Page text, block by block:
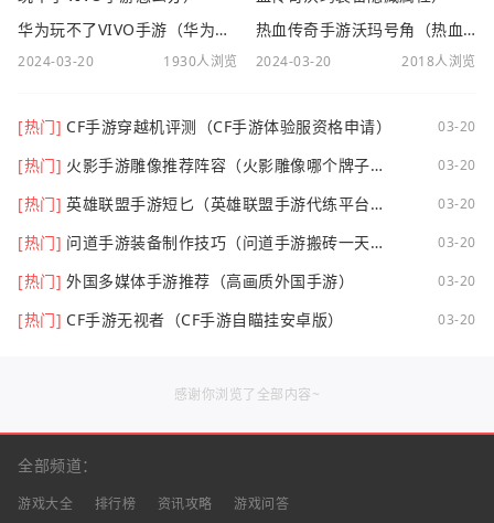
华为玩不了VIVO手游（华为玩不了VIVO手游怎么办）
2024-03-20 1930人浏览
热血传奇手游沃玛号角（热血传奇沃玛装备隐藏属性）
2024-03-20 2018人浏览
[热门] CF手游穿越机评测（CF手游体验服资格申请） 03-20
[热门] 火影手游雕像推荐阵容（火影雕像哪个牌子
03-20
[热门] 英雄联盟手游短匕（英雄联盟手游代练平台哪
03-20
[热门] 问道手游装备制作技巧（问道手游搬砖一天可
03-20
[热门] 外国多媒体手游推荐（高画质外国手游） 03-20
[热门] CF手游无视者（CF手游自瞄挂安卓版） 03-20
感谢你浏览了全部内容~
全部频道：
游戏大全 排行榜 资讯攻略 游戏问答